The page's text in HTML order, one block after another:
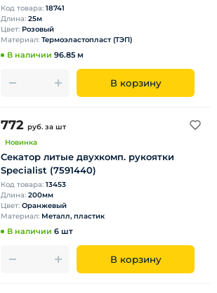
Код товара: 18741
Длина: 25м
Цвет: Розовый
Материал: Термоэластопласт (ТЭП)
В наличии 96.85 м
В корзину
772 руб. за шт
Новинка
Секатор литые двухкомп. рукоятки
Specialist (7591440)
Код товара: 13453
Длина: 200мм
Цвет: Оранжевый
Материал: Металл, пластик
В наличии 6 шт
В корзину